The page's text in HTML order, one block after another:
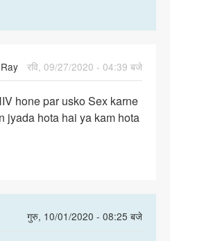
रवि, 09/27/2020 - 04:39 बजे
hone par usko Sex karne
jyada hota hai ya kam hota
गुरु, 10/01/2020 - 08:25 बजे